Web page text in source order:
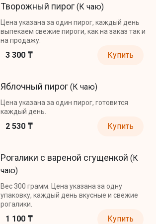
Творожный пирог (К чаю)
Цена указана за один пирог, каждый день
выпекаем свежие пироги, как на заказ так и
на продажу.
3 300 ₸ Купить
Яблочный пирог (К чаю)
Цена указана за один пирог, готовится
каждый день.
2 530 ₸ Купить
Рогалики с вареной сгущенкой (К
чаю)
Вес 300 грамм. Цена указана за одну
упаковку, каждый день вкусные и свежие
рогалики.
1 100 ₸ Купить